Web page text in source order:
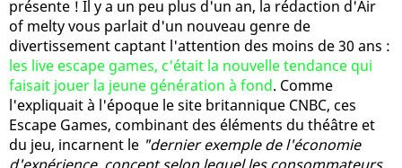
présente ! Il y a un peu plus d'un an, la rédaction d'Air
of melty vous parlait d'un nouveau genre de
divertissement captant l'attention des moins de 30 ans :
les live escape games, c'était la nouvelle tendance qui
faisait jouer la jeune génération à fond. Comme
l'expliquait à l'époque le site britannique CNBC, ces
Escape Games, combinant des éléments du théâtre et
du jeu, incarnent le "dernier exemple de l'économie